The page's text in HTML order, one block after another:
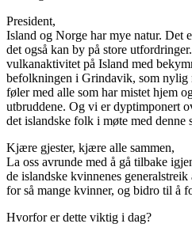
President,
Island og Norge har mye natur. Det
det også kan by på store
vulkanaktivitet på Island med
befolkningen i Grindavik, som nylig
føler med alle som har mistet hjem
utbruddene. Og vi er dyptimponert
det islandske folk i møte med denne
Kjære gjester, kjære alle sammen,
La oss avrunde med å gå tilbake
de islandske kvinnenes
for så mange kvinner, og bidro til å
Hvorfor er dette viktig i dag?